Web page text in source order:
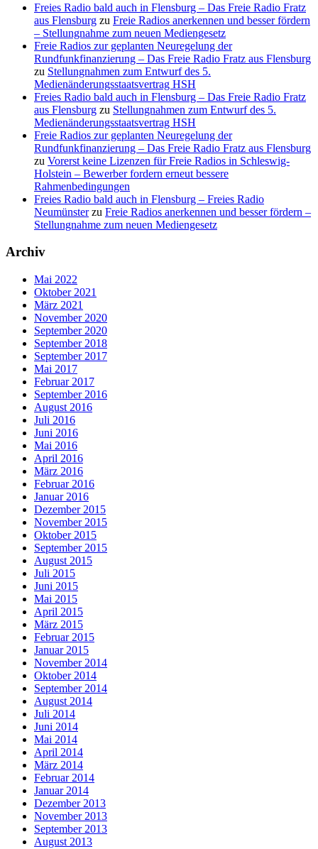
Freies Radio bald auch in Flensburg – Das Freie Radio Fratz
aus Flensburg zu Freie Radios anerkennen und besser fördern
– Stellungnahme zum neuen Mediengesetz
Freie Radios zur geplanten Neuregelung der
Rundfunkfinanzierung – Das Freie Radio Fratz aus Flensburg
zu Stellungnahmen zum Entwurf des 5.
Medienänderungsstaatsvertrag HSH
Freies Radio bald auch in Flensburg – Das Freie Radio Fratz
aus Flensburg zu Stellungnahmen zum Entwurf des 5.
Medienänderungsstaatsvertrag HSH
Freie Radios zur geplanten Neuregelung der
Rundfunkfinanzierung – Das Freie Radio Fratz aus Flensburg
zu Vorerst keine Lizenzen für Freie Radios in Schleswig-
Holstein – Bewerber fordern erneut bessere
Rahmenbedingungen
Freies Radio bald auch in Flensburg – Freies Radio
Neumünsterzu Freie Radios anerkennen und besser fördern –
Stellungnahme zum neuen Mediengesetz
Archiv
Mai 2022
Oktober 2021
März 2021
November 2020
September 2020
September 2018
September 2017
Mai 2017
Februar 2017
September 2016
August 2016
Juli 2016
Juni 2016
Mai 2016
April 2016
März 2016
Februar 2016
Januar 2016
Dezember 2015
November 2015
Oktober 2015
September 2015
August 2015
Juli 2015
Juni 2015
Mai 2015
April 2015
März 2015
Februar 2015
Januar 2015
November 2014
Oktober 2014
September 2014
August 2014
Juli 2014
Juni 2014
Mai 2014
April 2014
März 2014
Februar 2014
Januar 2014
Dezember 2013
November 2013
September 2013
August 2013